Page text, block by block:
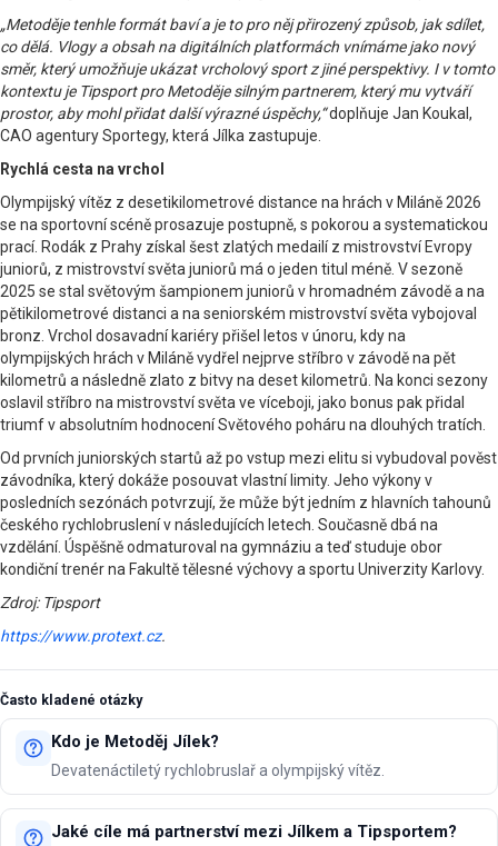
„Metoděje tenhle formát baví a je to pro něj přirozený způsob, jak sdílet,
co dělá. Vlogy a obsah na digitálních platformách vnímáme jako nový
směr, který umožňuje ukázat vrcholový sport z jiné perspektivy. I v tomto
kontextu je Tipsport pro Metoděje silným partnerem, který mu vytváří
prostor, aby mohl přidat další výrazné úspěchy,“doplňuje Jan Koukal,
CAO agentury Sportegy, která Jílka zastupuje.
Rychlá cesta na vrchol
Olympijský vítěz z desetikilometrové distance na hrách v Miláně 2026
se na sportovní scéně prosazuje postupně, s pokorou a systematickou
prací. Rodák z Prahy získal šest zlatých medailí z mistrovství Evropy
juniorů, z mistrovství světa juniorů má o jeden titul méně. V sezoně
2025 se stal světovým šampionem juniorů v hromadném závodě a na
pětikilometrové distanci a na seniorském mistrovství světa vybojoval
bronz. Vrchol dosavadní kariéry přišel letos v únoru, kdy na
olympijských hrách v Miláně vydřel nejprve stříbro v závodě na pět
kilometrů a následně zlato z bitvy na deset kilometrů. Na konci sezony
oslavil stříbro na mistrovství světa ve víceboji, jako bonus pak přidal
triumf v absolutním hodnocení Světového poháru na dlouhých tratích.
Od prvních juniorských startů až po vstup mezi elitu si vybudoval pověst
závodníka, který dokáže posouvat vlastní limity. Jeho výkony v
posledních sezónách potvrzují, že může být jedním z hlavních tahounů
českého rychlobruslení v následujících letech. Současně dbá na
vzdělání. Úspěšně odmaturoval na gymnáziu a teď studuje obor
kondiční trenér na Fakultě tělesné výchovy a sportu Univerzity Karlovy.
Zdroj: Tipsport
https://www.protext.cz.
Často kladené otázky
Kdo je Metoděj Jílek?
Devatenáctiletý rychlobruslař a olympijský vítěz.
Jaké cíle má partnerství mezi Jílkem a Tipsportem?